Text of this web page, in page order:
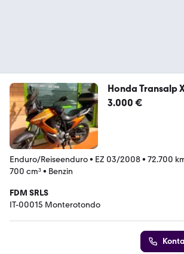
Honda Transalp
3.000 €
Enduro/Reiseenduro• EZ 03/2008• 72.700
700 cm³• Benzin
FDM SRLS
IT-00015 Monterotondo